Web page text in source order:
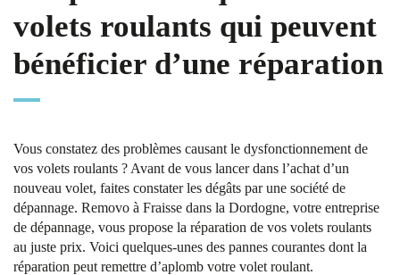
volets roulants qui peuvent
bénéficier d’une réparation
Vous constatez des problèmes causant le dysfonctionnement de
vos volets roulants ? Avant de vous lancer dans l’achat d’un
nouveau volet, faites constater les dégâts par une société de
dépannage. Removo à Fraisse dans la Dordogne, votre entreprise
de dépannage, vous propose la réparation de vos volets roulants
au juste prix. Voici quelques-unes des pannes courantes dont la
réparation peut remettre d’aplomb votre volet roulant.